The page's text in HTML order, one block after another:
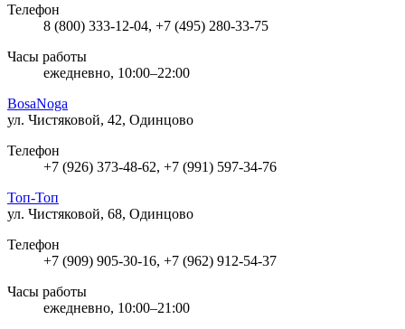
Телефон
8 (800) 333-12-04, +7 (495) 280-33-75
Часы работы
ежедневно, 10:00–22:00
BosaNoga
ул. Чистяковой, 42, Одинцово
Телефон
+7 (926) 373-48-62, +7 (991) 597-34-76
Топ-Топ
ул. Чистяковой, 68, Одинцово
Телефон
+7 (909) 905-30-16, +7 (962) 912-54-37
Часы работы
ежедневно, 10:00–21:00